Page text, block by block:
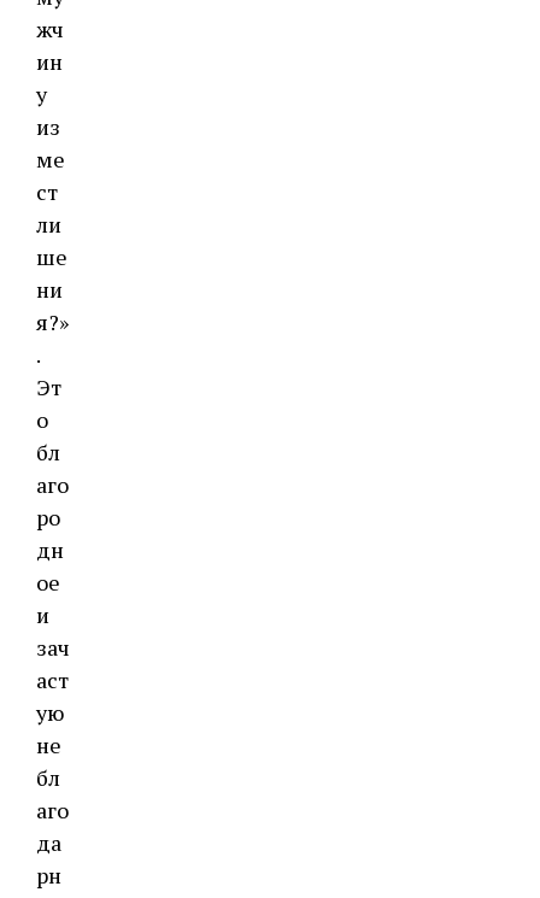
жч
ин
у
из
ме
ст
ли
ше
ни
я?»
.
Эт
о
бл
аго
ро
дн
ое
и
зач
аст
ую
не
бл
аго
да
рн